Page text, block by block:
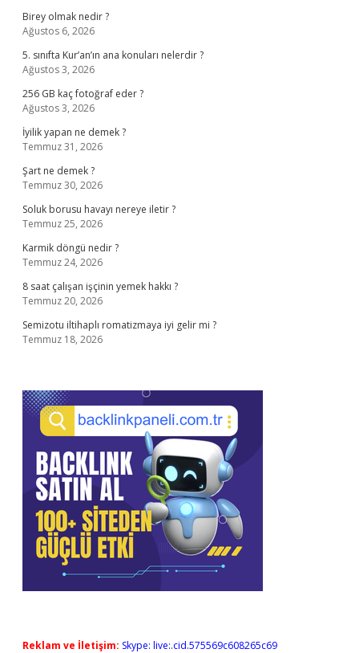
Birey olmak nedir ?
Ağustos 6, 2026
5. sınıfta Kur’an’ın ana konuları nelerdir ?
Ağustos 3, 2026
256 GB kaç fotoğraf eder ?
Ağustos 3, 2026
İyilik yapan ne demek ?
Temmuz 31, 2026
Şart ne demek ?
Temmuz 30, 2026
Soluk borusu havayı nereye iletir ?
Temmuz 25, 2026
Karmik döngü nedir ?
Temmuz 24, 2026
8 saat çalışan işçinin yemek hakkı ?
Temmuz 20, 2026
Semizotu iltihaplı romatizmaya iyi gelir mi ?
Temmuz 18, 2026
Reklam ve İletişim: Skype: live:.cid.575569c608265c69